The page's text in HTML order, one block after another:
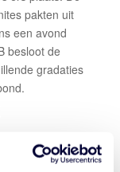
pakten uit
een avond
besloot de
gradaties
man die de
trainingen